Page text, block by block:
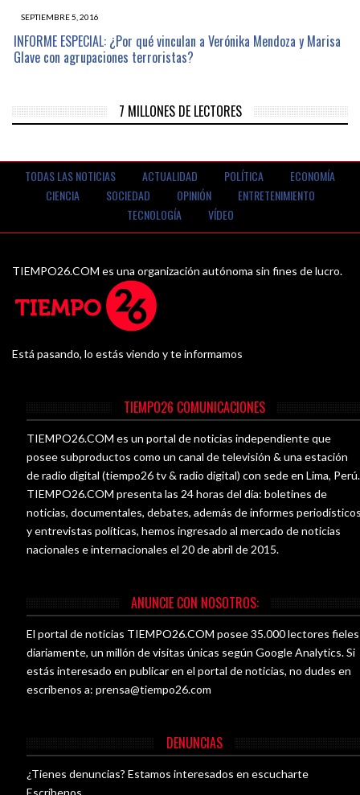
SEPTIEMBRE 5, 2016
INFORME ESPECIAL: ¿Por qué vinculan a Verónika Mendoza y Marisa
Glave con agrupaciones terroristas?
7 MILLONES DE LECTORES
TODAS LAS NOTICIAS ACTUALIDAD POLÍTICA
ECONOMÍA
CIENCIA
SOCIEDAD OPINIÓN
ENTRETENIMIENTO
TECNOLOGÍA
VÍDEO
TIEMPO26.COM es una organización autónoma sin fines de lucro.
Está pasando, lo estás viendo y te informamos
TIEMPO26 COMUNICACIONES
TIEMPO26.COM es un portal de noticias independiente que
posee subproductos como un canal de televisión & una estación
de radio digital (tiempo26 tv & radio digital) con sede en Lima, Perú.
TIEMPO26.COM presenta las 24 horas del día: boletines de
noticias, documentales, debates, además de informes
y entrevistas políticas, hemos ingresado al mercado de noticias
nacionales e internacionales el 20 de abril de 2015.
ANUNCIE CON NOSOTROS:
El portal de noticias TIEMPO26.COM posee 35.000 lectores fieles
diariamente, un millón de visitas únicas según Google Analytics. Si
estás interesado en publicar en el portal de noticias, no dudes en
escríbenos a:prensa@tiempo26.com
DENUNCIAS
¿Tienes denuncias? Estamos interesados en escucharte
Escríbenos